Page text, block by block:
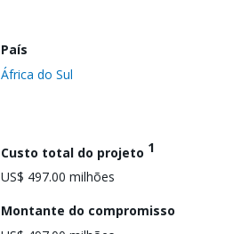
País
África do Sul
Custo total do projeto 1
US$ 497.00 milhões
Montante do compromisso